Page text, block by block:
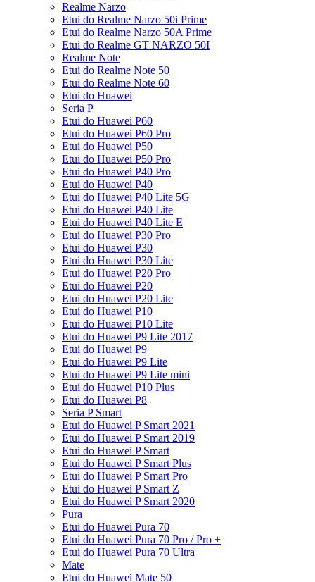
Realme Narzo
Etui do Realme Narzo 50i Prime
Etui do Realme Narzo 50A Prime
Etui do Realme GT NARZO 50I
Realme Note
Etui do Realme Note 50
Etui do Realme Note 60
Etui do Huawei
Seria P
Etui do Huawei P60
Etui do Huawei P60 Pro
Etui do Huawei P50
Etui do Huawei P50 Pro
Etui do Huawei P40 Pro
Etui do Huawei P40
Etui do Huawei P40 Lite 5G
Etui do Huawei P40 Lite
Etui do Huawei P40 Lite E
Etui do Huawei P30 Pro
Etui do Huawei P30
Etui do Huawei P30 Lite
Etui do Huawei P20 Pro
Etui do Huawei P20
Etui do Huawei P20 Lite
Etui do Huawei P10
Etui do Huawei P10 Lite
Etui do Huawei P9 Lite 2017
Etui do Huawei P9
Etui do Huawei P9 Lite
Etui do Huawei P9 Lite mini
Etui do Huawei P10 Plus
Etui do Huawei P8
Seria P Smart
Etui do Huawei P Smart 2021
Etui do Huawei P Smart 2019
Etui do Huawei P Smart
Etui do Huawei P Smart Plus
Etui do Huawei P Smart Pro
Etui do Huawei P Smart Z
Etui do Huawei P Smart 2020
Pura
Etui do Huawei Pura 70
Etui do Huawei Pura 70 Pro / Pro +
Etui do Huawei Pura 70 Ultra
Mate
Etui do Huawei Mate 50